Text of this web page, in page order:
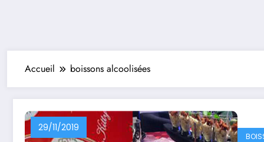
Accueil boissons alcoolisées
29/11/2019